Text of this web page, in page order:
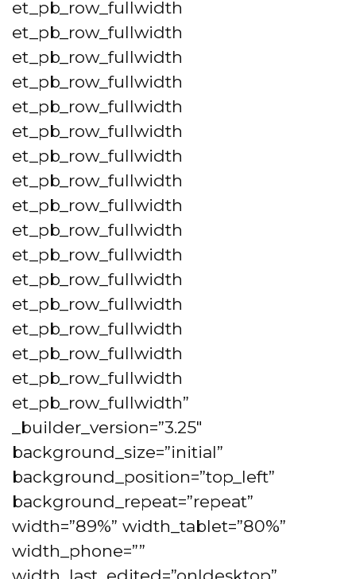
et_pb_row_fullwidth
et_pb_row_fullwidth
et_pb_row_fullwidth
et_pb_row_fullwidth
et_pb_row_fullwidth
et_pb_row_fullwidth
et_pb_row_fullwidth
et_pb_row_fullwidth
et_pb_row_fullwidth
et_pb_row_fullwidth
et_pb_row_fullwidth
et_pb_row_fullwidth
et_pb_row_fullwidth
et_pb_row_fullwidth
et_pb_row_fullwidth
et_pb_row_fullwidth
et_pb_row_fullwidth”
_builder_version=”3.25″
background_size=”initial”
background_position=”top_left”
background_repeat=”repeat”
width=”89%” width_tablet=”80%”
width_phone=””